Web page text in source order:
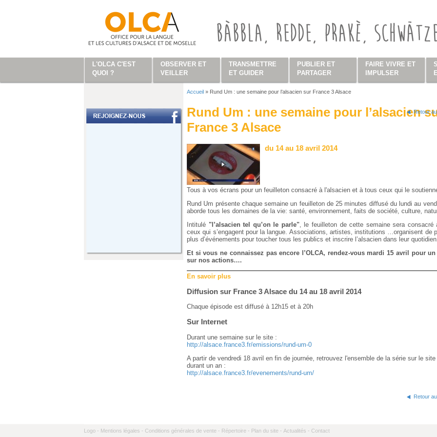
Accueil » Rund Um : une semaine pour l’alsacien sur France 3 Alsace
Retour
Rund Um : une semaine pour l’alsacien
France 3 Alsace
du 14 au 18 avril 2014
Tous à vos écrans pour un feuilleton consacré à l'alsacien et à tous ceux qui le
Rund Um présente chaque semaine un feuilleton de 25 minutes diffusé du lundi au
aborde tous les domaines de la vie: santé, environnement, faits de société, culture,
Intitulé "l’alsacien tel qu’on le parle", le feuilleton de cette semaine sera consacré
ceux qui s’engagent pour la langue. Associations, artistes, institutions …organisent de
plus d’événements pour toucher tous les publics et inscrire l’alsacien dans leur quotidien.
Et si vous ne connaissez pas encore l’OLCA, rendez-vous mardi 15 avril pour
sur nos actions….
En savoir plus
Diffusion sur France 3 Alsace du 14 au 18 avril 2014
Chaque épisode est diffusé à 12h15 et à 20h
Sur Internet
Durant une semaine sur le site :
http://alsace.france3.fr/emissions/rund-um-0
A partir de vendredi 18 avril en fin de journée, retrouvez l'ensemble de la série sur le site
durant un an :
http://alsace.france3.fr/evenements/rund-um/
Retour
Logo - Mentions légales - Conditions générales de vente - Répertoire - Plan du site - Actualités - Contact
L'OLCA C'EST
QUOI ?
OBSERVER ET
VEILLER
TRANSMETTRE
ET GUIDER
PUBLIER ET
PARTAGER
FAIRE VIVRE ET
IMPULSER